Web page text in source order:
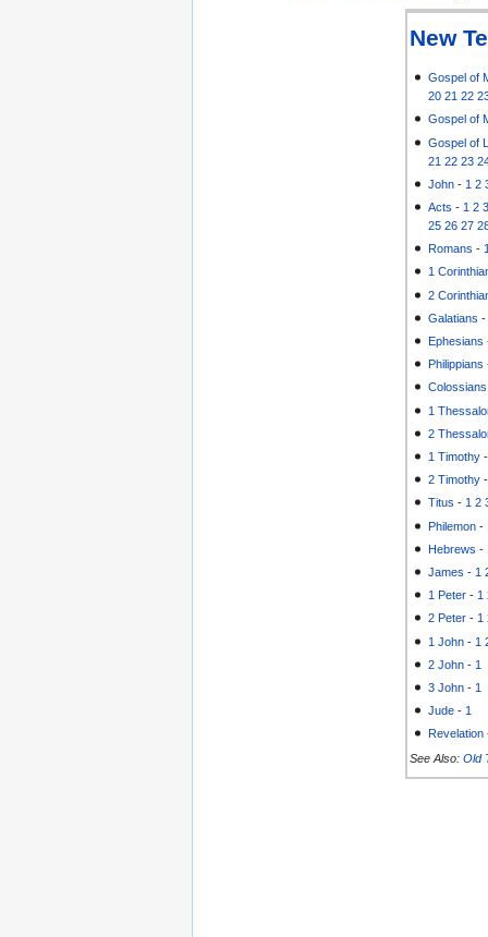
New
Gospel of
20 21 22
Gospel of
Gospel of
21 22 23
John - 1 2
Acts - 1 2
25 26 27
Romans -
1
2
Galatians
Ephesians
Philippians
Colossians
1
2
1 Timothy
2 Timothy
Titus - 1 2
Philemon -
Hebrews -
James - 1
1 Peter - 1
2 Peter - 1
1 John - 1
2 John - 1
3 John - 1
Jude - 1
Revelation
See Also: Old